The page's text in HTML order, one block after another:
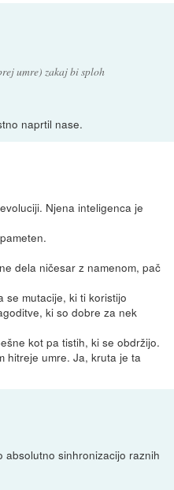
umre) zakaj bi sploh
naprtil nase.
Njena inteligenca je
dela ničesar z namenom, pač
se mutacije, ki ti koristijo
ki so dobre za nek
kot pa tistih, ki se obdržijo.
hitreje umre. Ja, kruta je ta
absolutno sinhronizacijo raznih